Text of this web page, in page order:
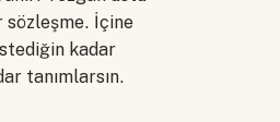
sözleşme. İçine
kadar
tanımlarsın.